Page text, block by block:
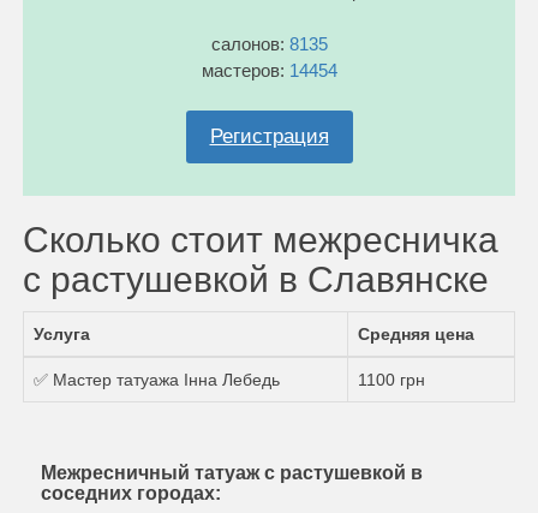
салонов: 8135
мастеров: 14454
Регистрация
Сколько стоит межресничка
с растушевкой в Славянске
Услуга Средняя цена
✅ Мастер татуажа Інна Лебедь 1100 грн
Межресничный татуаж с растушевкой в
соседних городах: